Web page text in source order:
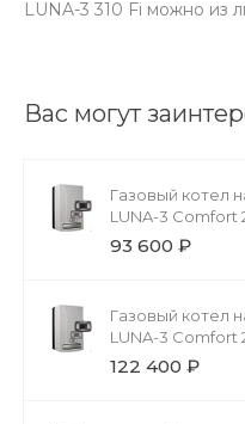
LUNA-3 310 Fi можно из
Вас могут
Газовый котел
LUNA-3 Comfort
93 600 ₽
Газовый котел
LUNA-3 Comfort
122 400 ₽